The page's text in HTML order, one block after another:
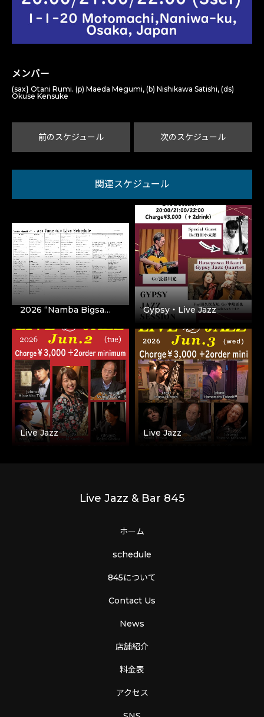
メンバー
(sax} Otani Rumi. (p) Maeda Megumi, (b) Nishikawa Satishi, (ds)
Okuse Kensuke
前のスケジュール 次のスケジュール
関連スケジュール
2026 “Namba Bigsa… Gypsy・Live Jazz
Live Jazz Live Jazz
Live Jazz & Bar 845
ホーム
schedule
845について
Contact Us
News
店舗紹介
料金表
アクセス